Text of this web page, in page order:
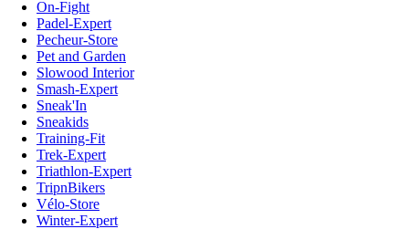
On-Fight
Padel-Expert
Pecheur-Store
Pet and Garden
Slowood Interior
Smash-Expert
Sneak'In
Sneakids
Training-Fit
Trek-Expert
Triathlon-Expert
TripnBikers
Vélo-Store
Winter-Expert